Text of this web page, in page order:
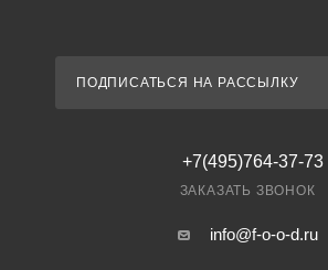
ПОДПИСАТЬСЯ НА РАССЫЛКУ
+7(495)764-37-73
ЗАКАЗАТЬ ЗВОНОК
info@f-o-o-d.ru